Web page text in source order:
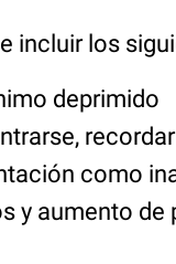
incluir los
deprimido
como
y aumento de